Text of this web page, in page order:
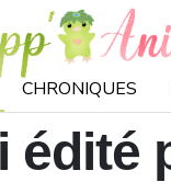
CHRONIQUES
édité